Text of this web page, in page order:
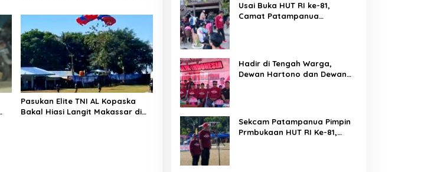
Perayaan HUT RI ke-81 di
Maccirinna
Pasukan Elite TNI AL Kopaska
Bakal Hiasi Langit Makassar di
Usai Buka HUT RI ke-81,
Camat Patampanua
Mendengar!
Hadir di Tengah Warga,
Dewan Hartono dan Dewan
Sekcam Patampanua Pimpin
Prmbukaan HUT RI Ke-81,